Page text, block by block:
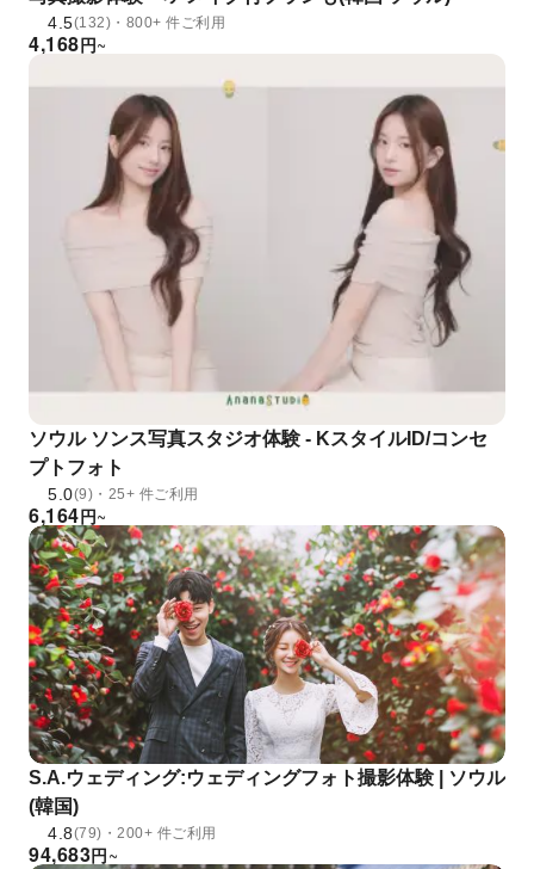
4.5(132)・800+ 件ご利用
円
4,168 ~
ソウル ソンス写真スタジオ体験 - KスタイルID/コンセ
プトフォト
5.0(9)・25+ 件ご利用
円
6,164 ~
S.A.ウェディング:ウェディングフォト撮影体験 | ソウル
(韓国)
4.8(79)・200+ 件ご利用
円
94,683 ~